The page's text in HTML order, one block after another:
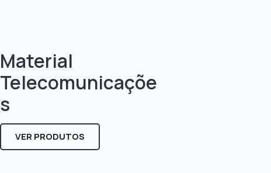
Material
Telecomunicaçõe
s
VER PRODUTOS